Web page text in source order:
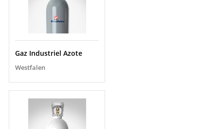
Gaz Industriel Azote
Westfalen